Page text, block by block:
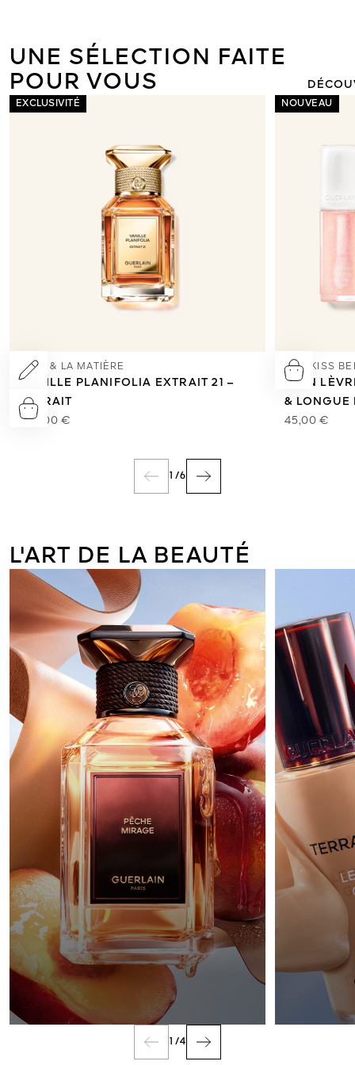
EXCLUSIVITÉ
L'ART & LA MATIÈRE
VANILLE PLANIFOLIA EXTRAIT 21 –
EXTRAIT
550,00 €
NOUVEAU
KISSKISS
SOIN
& LONGUE
45,00 €
1 /6
UNE SÉLECTION FAITE
POUR VOUS
1 /4
L'ART DE LA BEAUTÉ